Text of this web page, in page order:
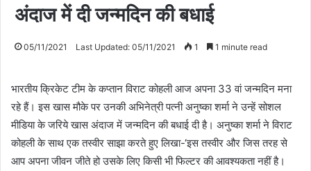
अंदाज में दी जन्मदिन की बधाई
05/11/2021 Last Updated: 05/11/2021 1 1 minute read
भारतीय क्रिकेट टीम के कप्तान विराट कोहली आज अपना 33 वां जन्मदिन मना
रहे हैं। इस खास मौके पर उनकी अभिनेत्री पत्नी अनुष्का शर्मा ने उन्हें सोशल
मीडिया के जरिये खास अंदाज में जन्मदिन की बधाई दी है। अनुष्का शर्मा ने विराट
कोहली के साथ एक तस्वीर साझा करते हुए लिखा-‘इस तस्वीर और जिस तरह से
आप अपना जीवन जीते हो उसके लिए किसी भी फिल्टर की आवश्यकता नहीं है।